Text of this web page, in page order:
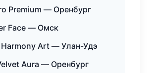
Premium — Оренбург
Face — Омск
Art — Улан-Удэ
Aura — Оренбург